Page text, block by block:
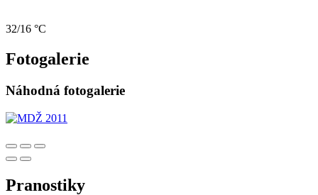
32/16 °C
Fotogalerie
Náhodná fotogalerie
Pranostiky